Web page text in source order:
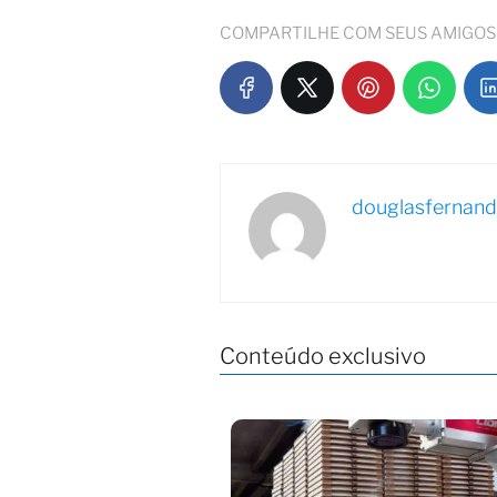
COMPARTILHE COM SEUS AMIGOS
Conteúdo exclusivo